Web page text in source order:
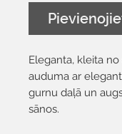
Eleganta, kleita
auduma ar
gurnu daļā un
sānos.